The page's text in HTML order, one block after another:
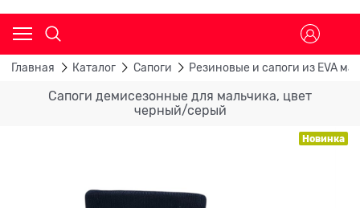
Главная Каталог Сапоги Резиновые и сапоги из EVA
Сапоги демисезонные для мальчика, цвет
черный/серый
Новинка